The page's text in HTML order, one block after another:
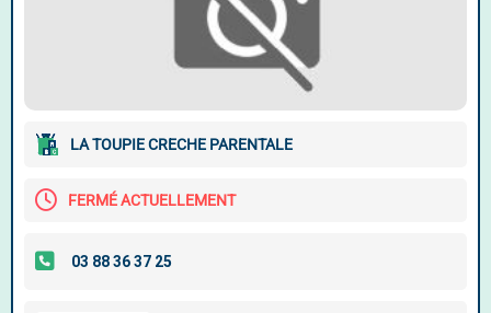
LA TOUPIE CRECHE PARENTALE
FERMÉ ACTUELLEMENT